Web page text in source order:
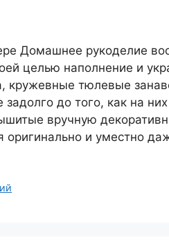
Домашнее рукоделие
целью наполнение и
кружевные тюлевые
задолго до того, как на
вручную
оригинально и уместно